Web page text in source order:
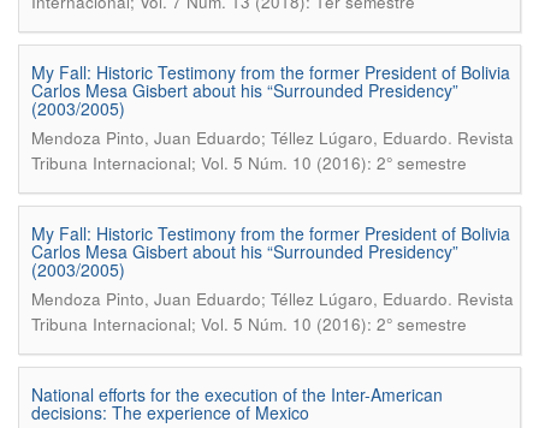
My Fall: Historic Testimony from the former President of Bolivia
Carlos Mesa Gisbert about his “Surrounded Presidency”
(2003/2005)
Mendoza Pinto, Juan Eduardo; Téllez Lúgaro, Eduardo. Revista
Tribuna Internacional; Vol. 5 Núm. 10 (2016): 2° semestre
My Fall: Historic Testimony from the former President of Bolivia
Carlos Mesa Gisbert about his “Surrounded Presidency”
(2003/2005)
Mendoza Pinto, Juan Eduardo; Téllez Lúgaro, Eduardo. Revista
Tribuna Internacional; Vol. 5 Núm. 10 (2016): 2° semestre
National efforts for the execution of the Inter-American
decisions: The experience of Mexico